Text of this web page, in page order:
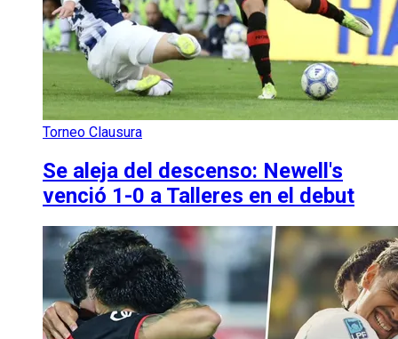
Torneo Clausura
Se aleja del descenso: Newell's
venció 1-0 a Talleres en el debut